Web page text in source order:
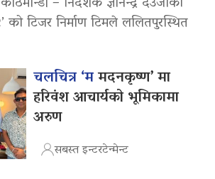
को टिजर निर्माण टिमले ललितपुरस्थित
चलचित्र ‘ममदनकृष्ण’ मा
हरिवंश आचार्यको भूमिकामा
अरुण
सबस्त इन्टरटेन्मेन्ट